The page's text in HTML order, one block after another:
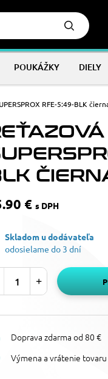
POUKÁŽKY DIELY
RFE-5:49-BLK
€ s DPH
Skladom u dodávateľa
odosielame do 3 dní
Doprava zdarma od 80 €
Výmena a vrátenie